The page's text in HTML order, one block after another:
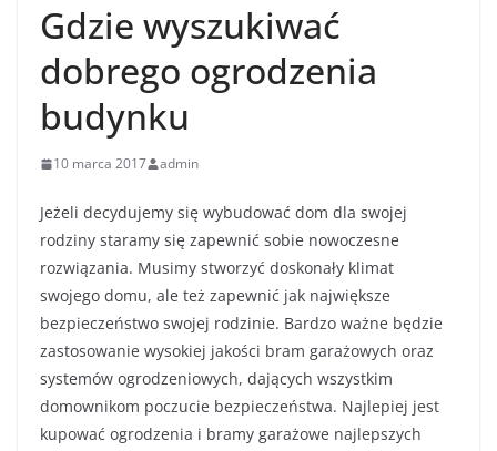
Gdzie wyszukiwać
dobrego ogrodzenia
budynku
10 marca 2017 admin
Jeżeli decydujemy się wybudować dom dla swojej
rodziny staramy się zapewnić sobie nowoczesne
rozwiązania. Musimy stworzyć doskonały klimat
swojego domu, ale też zapewnić jak największe
bezpieczeństwo swojej rodzinie. Bardzo ważne będzie
zastosowanie wysokiej jakości bram garażowych oraz
systemów ogrodzeniowych, dających wszystkim
domownikom poczucie bezpieczeństwa. Najlepiej jest
kupować ogrodzenia i bramy garażowe najlepszych